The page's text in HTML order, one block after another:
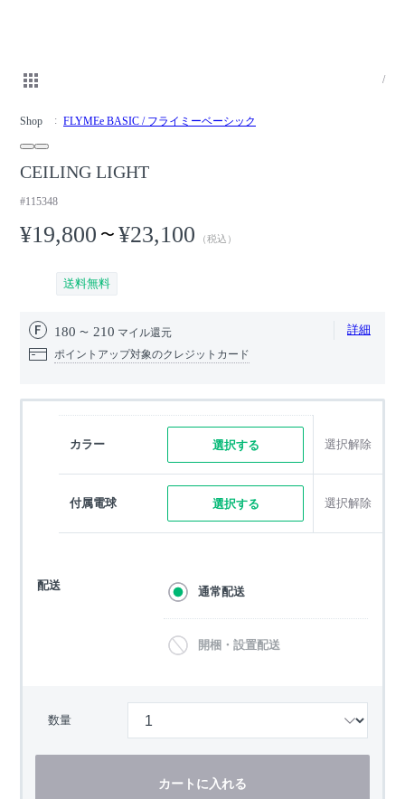
/
Shop FLYMEe BASIC / フライミーベーシック
CEILING LIGHT
#115348
¥19,800 〜 ¥23,100 （税込）
送料無料
180 210 マイル還元 詳細
ポイントアップ対象のクレジットカード
カラー 選択する 選択解除
付属電球 選択する 選択解除
配送 通常配送
開梱・設置配送
数量
カートに入れる